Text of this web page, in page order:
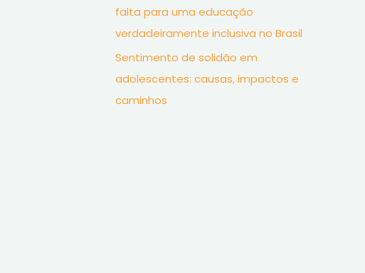
falta para uma educação
verdadeiramente inclusiva no Brasil
Sentimento de solidão em
adolescentes: causas, impactos e
caminhos